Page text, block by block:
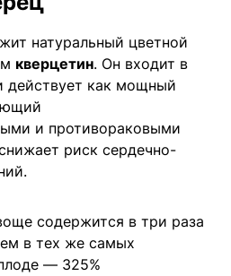
натуральный цветной
кверцетин. Он входит в
действует как мощный
и противораковыми
риск сердечно-
содержится в три раза
в тех же самых
— 325%